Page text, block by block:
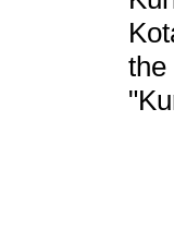
the